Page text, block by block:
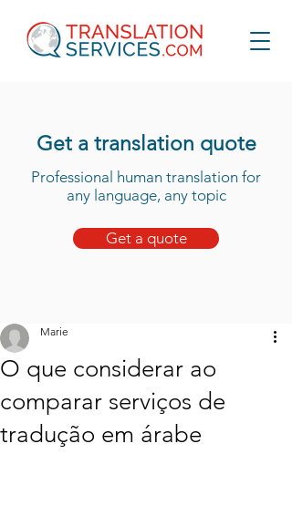
Get a translation quote
Professional human translation for
any language, any topic
Get a quote
O que considerar ao
comparar serviços de
tradução em árabe
Marie